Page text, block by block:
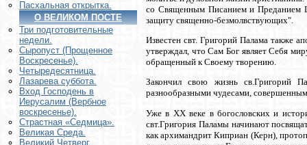
Пасхальная открытка.
О ВЕЛИКОМ ПОСТЕ
Три подготовительные
недели.
Сыропуст (Прощенное
Воскресенье).
Четыредесятница.
Лазарева суббота.
Вход Господень в
Иерусалим (Вербное
воскресенье).
Страстная «Седмица».
Великая Среда.
Великий Четверг.
со Священным Писанием и Преданием
защиту священно-безмолвствующих".
Известен свт. Григорий Палама также
утверждал, что Сам Бог являет Себя
обращенный к Своему творению.
Закончил свою жизнь св.Григорий
разнообразными чудесами,
Уже в XX веке в богословских и
свт.Григория Паламы начинают
как архимандрит Киприан (Керн),